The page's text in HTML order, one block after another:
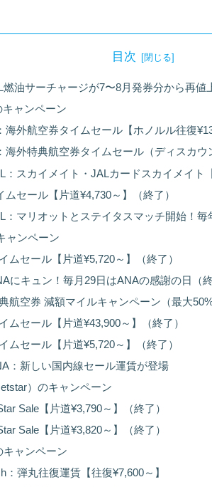
目次
燃油サーチャージが7〜8月発券分から再値
ャンペーン
海外航空券タイムセール【ホノルル往復
海外特典航空券タイムセール（ディスカウ
：スカイメイト・JALカードスカイメイト
セール【片道¥4,730～】（終了）
：マリオットとステイタスマッチ開始！毎
ャンペーン
ムセール【片道¥5,720～】（終了）
にキュン！毎月29日はANAの感謝の日（終
航空券 減額マイルキャンペーン（最大
ムセール【片道¥43,900～】（終了）
ムセール【片道¥5,720～】（終了）
：新しい国内線セール運賃が登場
）のキャンペーン
Sale【片道¥3,790～】（終了）
Sale【片道¥3,820～】（終了）
キャンペーン
：弾丸往復運賃【往復¥7,600～】